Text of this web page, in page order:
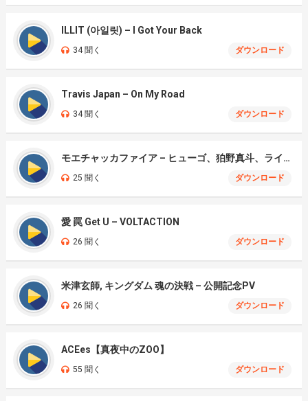
ILLIT (아일릿) – I Got Your Back
34 聞く ダウンロード
Travis Japan – On My Road
34 聞く ダウンロード
モエチャッカファイア – ヒューゴ、狛野真斗、ライト、セヴェリアン (Cover )
25 聞く ダウンロード
愛 罠 Get U – VOLTACTION
26 聞く ダウンロード
米津玄師, キングダム 魂の決戦 – 公開記念PV
26 聞く ダウンロード
ACEes【真夜中のZOO】
55 聞く ダウンロード